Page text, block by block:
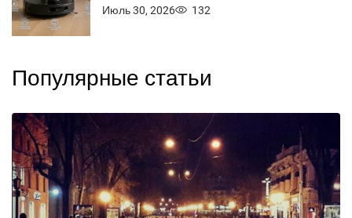
Июль 30, 2026 132
Популярные статьи